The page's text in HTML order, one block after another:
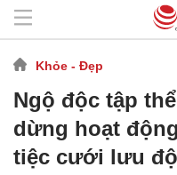
Khỏe - Đẹp
Ngộ độc tập
dừng hoạt
tiệc cưới lưu